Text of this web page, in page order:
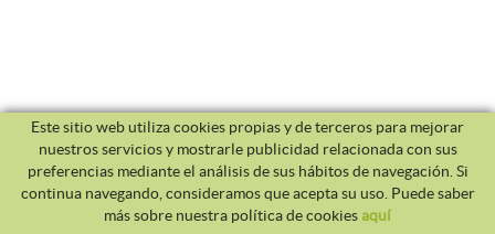
Este sitio web utiliza cookies propias y de terceros para mejorar
nuestros servicios y mostrarle publicidad relacionada con sus
preferencias mediante el análisis de sus hábitos de navegación. Si
continua navegando, consideramos que acepta su uso. Puede saber
más sobre nuestra política de cookiesaquí